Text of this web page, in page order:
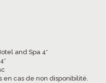
and Spa 4*
cas de non disponibilité.